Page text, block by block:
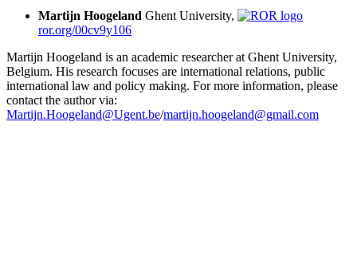
Martijn Hoogeland Ghent University,
ror.org/00cv9y106
Martijn Hoogeland is an academic researcher at Ghent University,
Belgium. His research focuses are international relations, public
international law and policy making. For more information, please
contact the author via:
Martijn.Hoogeland@Ugent.be/martijn.hoogeland@gmail.com